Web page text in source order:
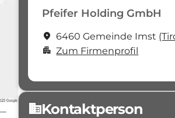
Pfeifer Holding GmbH
location_on 6460 Gemeinde Imst
apartment Zum Firmenprofil
domainKontaktperson